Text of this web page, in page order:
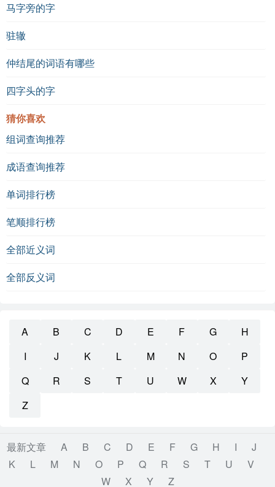
马字旁的字
驻辙
仲结尾的词语有哪些
四字头的字
猜你喜欢
组词查询推荐
成语查询推荐
单词排行榜
笔顺排行榜
全部近义词
全部反义词
A B C D E F G
H
I
J K L M N O
P
Q
R S T U W X
Y
Z
最新文章 A B C D E F G H I
J
K
L M N O P Q R S T U
V
W
X Y Z